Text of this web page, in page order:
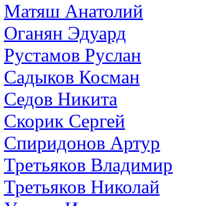
Матяш Анатолий
Оганян Эдуард
Рустамов Руслан
Садыков Косман
Седов Никита
Скорик Сергей
Спиридонов Артур
Третьяков Владимир
Третьяков Николай